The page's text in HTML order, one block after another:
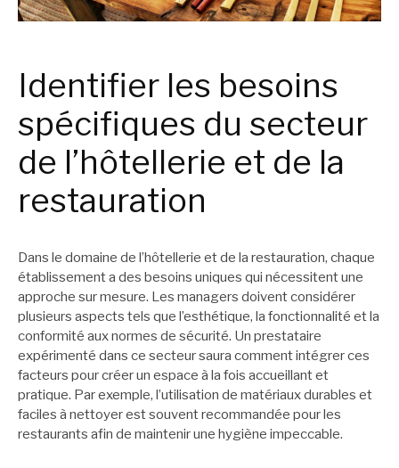
Identifier les besoins
spécifiques du secteur
de l’hôtellerie et de la
restauration
Dans le domaine de l’hôtellerie et de la restauration, chaque
établissement a des besoins uniques qui nécessitent une
approche sur mesure. Les managers doivent considérer
plusieurs aspects tels que l’esthétique, la fonctionnalité et la
conformité aux normes de sécurité. Un prestataire
expérimenté dans ce secteur saura comment intégrer ces
facteurs pour créer un espace à la fois accueillant et
pratique. Par exemple, l’utilisation de matériaux durables et
faciles à nettoyer est souvent recommandée pour les
restaurants afin de maintenir une hygiène impeccable.